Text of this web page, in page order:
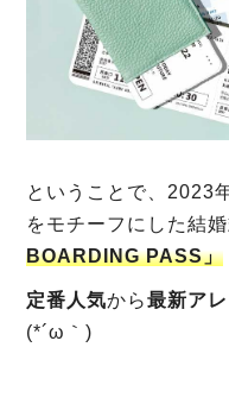
ということで、2023
をモチーフにした結
BOARDING PASS」
定番人気から最新ア
(*´ω｀)